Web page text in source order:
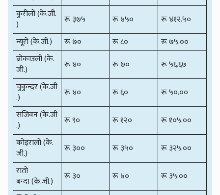
कुरीलो (के.जी.
)
रू ३७५ रू ४५०
रू ४१२.५०
न्यूरो (के.जी.)
रू ७० रू ८०
रू ७५.००
ब्रोकाउली (के.
जी.)
रू ४० रू ७०
रू ५६.६७
चुकुन्दर (के.जी
.)
रू ४० रू ६०
रू ५०.००
सजिवन (के.जी
.)
रू ९० रू १२०
रू १०५.००
कोइरालो (के.
जी.)
रू ३०० रू ३५०
रू ३२५.००
रातो
बन्दा (के.जी.)
रू ३० रू ४०
रू ३५.००